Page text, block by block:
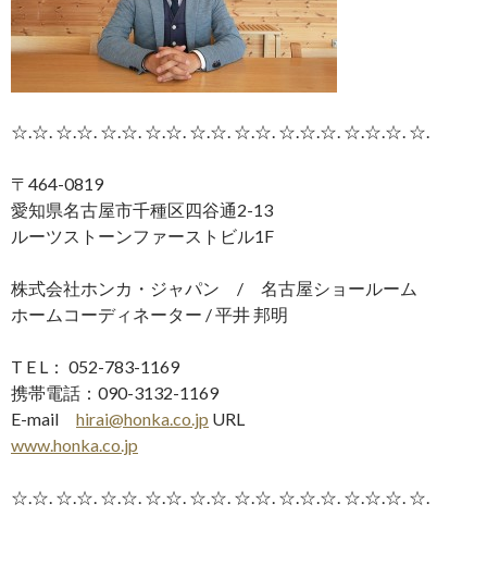
☆.☆. ☆.☆. ☆.☆. ☆.☆. ☆.☆. ☆.☆. ☆.☆.☆. ☆.☆.☆. ☆.
〒464-0819
愛知県名古屋市千種区四谷通2-13
ルーツストーンファーストビル1F
株式会社ホンカ・ジャパン / 名古屋ショールーム
ホームコーディネーター / 平井 邦明
T E L： 052-783-1169
携帯電話：090-3132-1169
E-mail hirai@honka.co.jp URL
www.honka.co.jp
☆.☆. ☆.☆. ☆.☆. ☆.☆. ☆.☆. ☆.☆. ☆.☆.☆. ☆.☆.☆. ☆.